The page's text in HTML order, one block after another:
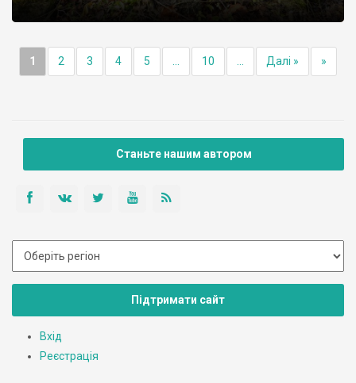
1 2 3 4 5 10 Далі » »
Станьте нашим автором
Підтримати сайт
Вхід
Реєстрація